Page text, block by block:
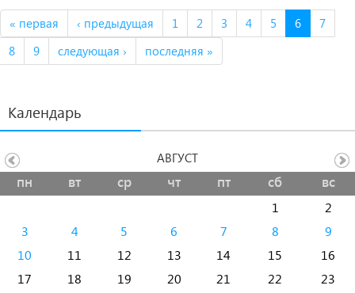
« первая ‹ предыдущая 1 2 3 4 5 6
7
8
9 следующая › последняя »
Календарь
пн вт ср чт пт сб вс
1
2
3
4 5 6 7 8
9
10
11 12 13 14 15
16
17
18 19 20 21 22
23
АВГУСТ